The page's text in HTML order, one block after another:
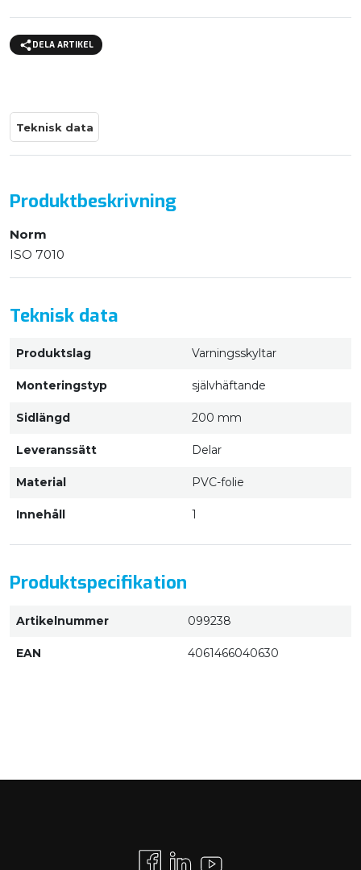
DELA ARTIKEL
Teknisk data
Produktbeskrivning
Norm
ISO 7010
Teknisk data
Produktslag Varningsskyltar
Monteringstyp självhäftande
Sidlängd 200 mm
Leveranssätt Delar
Material PVC-folie
Innehåll 1
Produktspecifikation
Artikelnummer 099238
EAN 4061466040630